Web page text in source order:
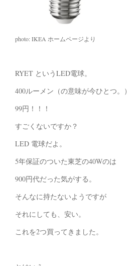
photo: IKEA ホームページより
RYET というLED電球。
400ルーメン（の意味が今ひとつ。）
99円！！！
すごくないですか？
LED 電球だよ。
5年保証のついた東芝の40Wのは
900円代だった気がする。
そんなに持たないようですが
それにしても、安い。
これを2つ買ってきました。